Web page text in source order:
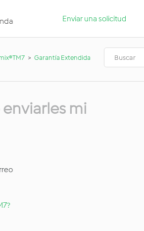
Enviar una solicitud
Garantía Extendida
mi